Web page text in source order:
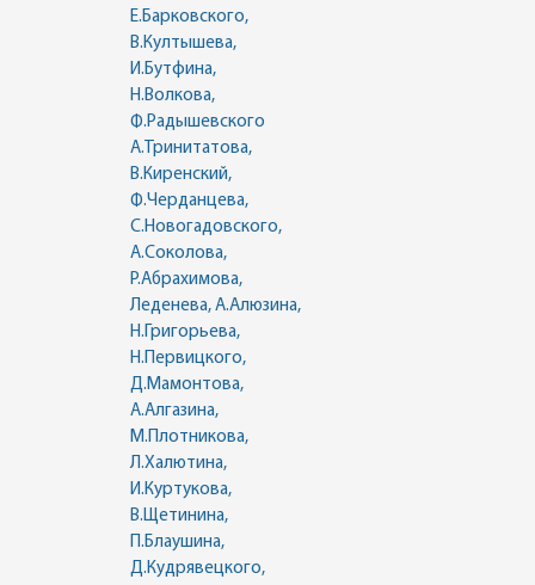
Е.Барковского,
В.Култышева,
И.Бутфина,
Н.Волкова,
Ф.Радышевского
А.Тринитатова,
В.Киренский,
Ф.Черданцева,
С.Новогадовского,
А.Соколова,
Р.Абрахимова,
Леденева, А.Алюзина,
Н.Григорьева,
Н.Первицкого,
Д.Мамонтова,
А.Алгазина,
М.Плотникова,
Л.Халютина,
И.Куртукова,
В.Щетинина,
П.Блаушина,
Д.Кудрявецкого,